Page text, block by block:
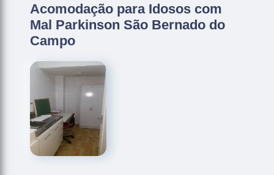
Acomodação para Idosos com
Mal Parkinson São Bernado do
Campo